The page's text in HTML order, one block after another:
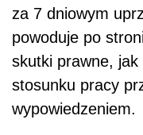
za 7 dniowym
powoduje po
skutki prawne,
stosunku pracy
wypowiedzeniem.